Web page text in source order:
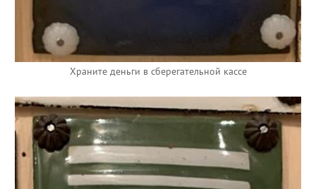
Храните деньги в сберегательной кассе